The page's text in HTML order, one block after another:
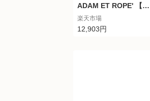
ADAM ET ROPE' 【N
OMADIS】LeatherFri
ngeBag(DANCE) アダ
楽天市場
12,903円